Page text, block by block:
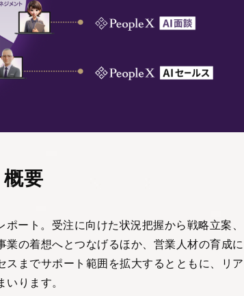
要
ート。受注に向けた状況把握から戦略立案、
の着想へとつなげるほか、営業人材の育成に
スまでサポート範囲を拡大するとともに、リア
ります。